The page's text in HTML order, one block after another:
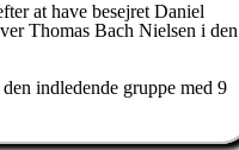
at have besejret Daniel
Thomas Bach Nielsen i den
indledende gruppe med 9